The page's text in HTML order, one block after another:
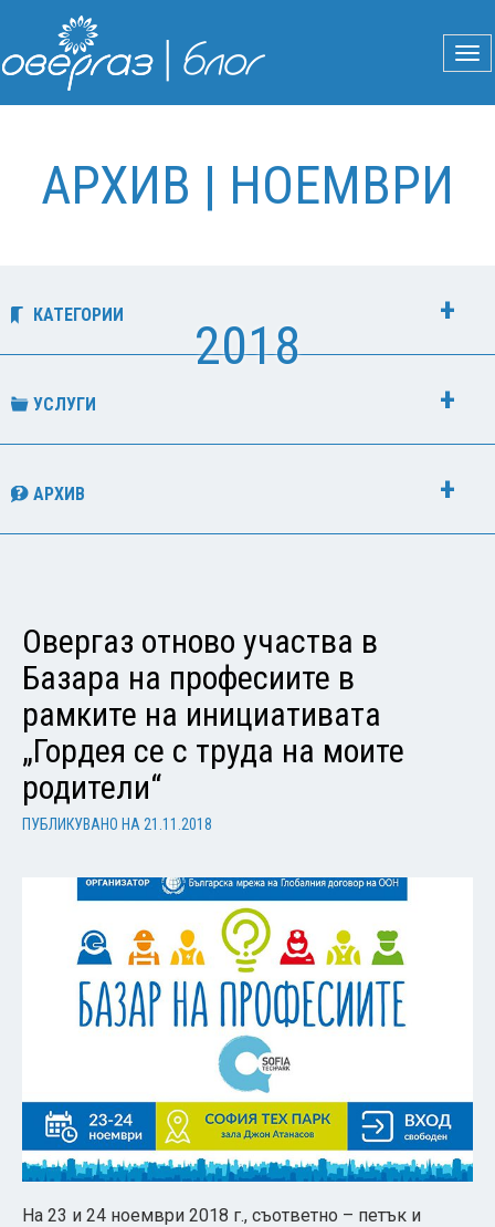
АРХИВ | НОЕМВРИ
2018
КАТЕГОРИИ
УСЛУГИ
АРХИВ
Овергаз отново участва в
Базара на професиите в
рамките на инициативата
„Гордея се с труда на моите
родители“
ПУБЛИКУВАНО НА 21.11.2018
На 23 и 24 ноември 2018 г., съответно – петък и